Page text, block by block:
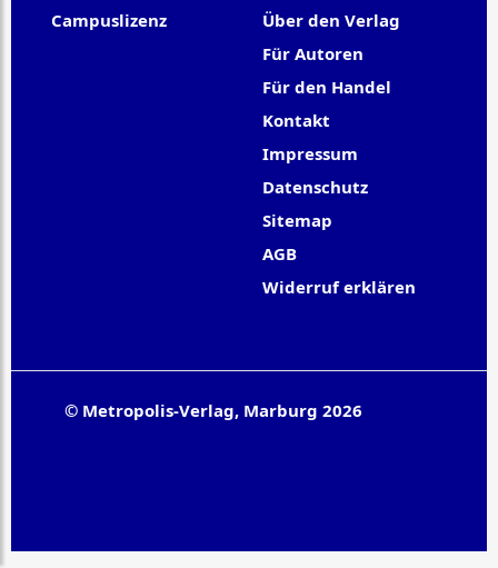
Campuslizenz
Über den Verlag
Für Autoren
Für den Handel
Kontakt
Impressum
Datenschutz
Sitemap
AGB
Widerruf erklären
© Metropolis-Verlag, Marburg 2026